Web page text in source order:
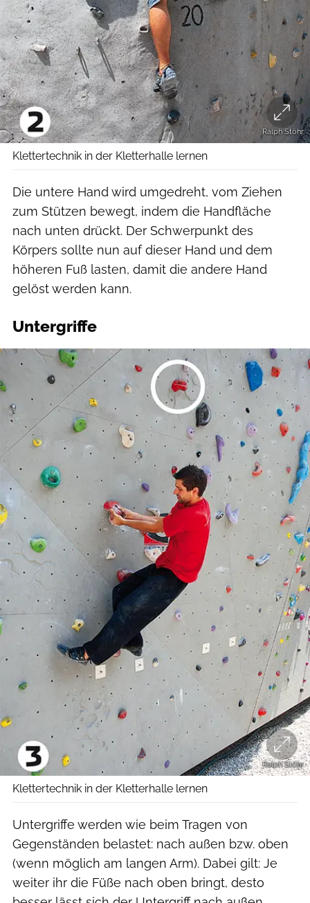
Ralph Stöhr
Klettertechnik in der Kletterhalle lernen
Die untere Hand wird umgedreht, vom Ziehen
zum Stützen bewegt, indem die Handfläche
nach unten drückt. Der Schwerpunkt des
Körpers sollte nun auf dieser Hand und dem
höheren Fuß lasten, damit die andere Hand
gelöst werden kann.
Untergriffe
Ralph Stöhr
Klettertechnik in der Kletterhalle lernen
Untergriffe werden wie beim Tragen von
Gegenständen belastet: nach außen bzw. oben
(wenn möglich am langen Arm). Dabei gilt: Je
weiter ihr die Füße nach oben bringt, desto